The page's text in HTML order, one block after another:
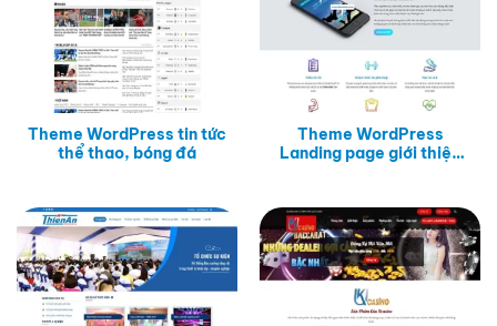
Theme WordPress tin tức
thể thao, bóng đá
Theme WordPress
Landing page giới thiệu